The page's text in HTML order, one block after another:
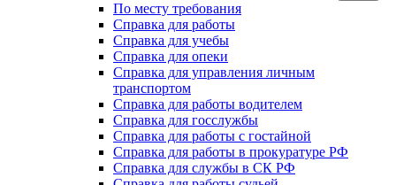
По месту требования
Справка для работы
Справка для учебы
Справка для опеки
Справка для управления личным
транспортом
Справка для работы водителем
Справка для госслужбы
Справка для работы с гостайной
Справка для работы в прокуратуре РФ
Справка для службы в СК РФ